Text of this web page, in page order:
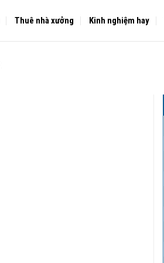
Thuê nhà xưởng Kinh nghiệm hay